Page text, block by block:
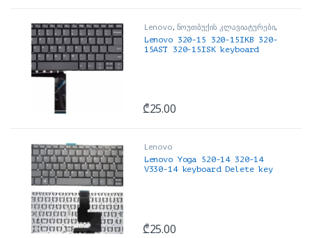
Lenovo, ნოუთბუქის კლავიატურები,
ნოუთბუქის ნაწილები და
აქსესუარები
Lenovo 320-15 320-15IKB 320-
15AST 320-15ISK keyboard
₾25.00
Lenovo
Lenovo Yoga 520-14 320-14
V330-14 keyboard Delete key
₾25.00